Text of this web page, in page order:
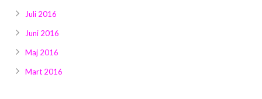
Juli 2016
Juni 2016
Maj 2016
Mart 2016